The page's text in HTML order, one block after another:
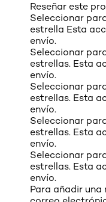
Reseñar este
Seleccionar
estrella Esta
envío.
Seleccionar
estrellas. Esta
envío.
Seleccionar
estrellas. Esta
envío.
Seleccionar
estrellas. Esta
envío.
Seleccionar
estrellas. Esta
envío.
Para añadir una